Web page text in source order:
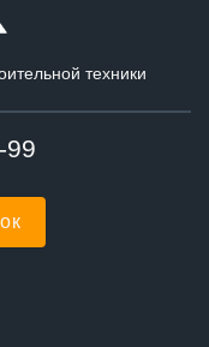
техники
99